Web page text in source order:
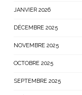
JANVIER 2026
DÉCEMBRE 2025
NOVEMBRE 2025
OCTOBRE 2025
SEPTEMBRE 2025